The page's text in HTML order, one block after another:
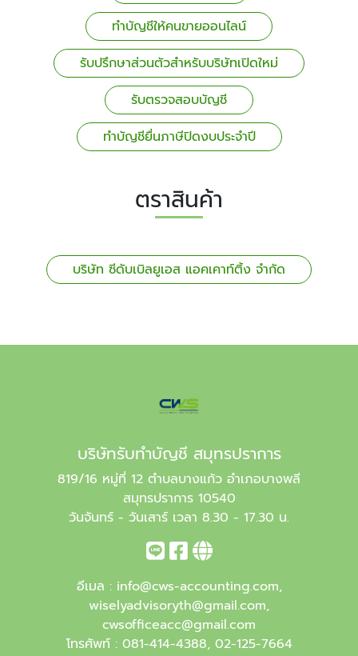
ทำบัญชีให้คนขายออนไลน์
รับปรึกษาส่วนตัวสำหรับบริษัทเปิดใหม่
รับตรวจสอบบัญชี
ทำบัญชียื่นภาษีปิดงบประจำปี
ตราสินค้า
บริษัท ซีดับเบิลยูเอส แอคเคาท์ติ้ง จำกัด
บริษัทรับทำบัญชี สมุทรปราการ
819/16 หมู่ที่ 12 ตำบลบางแก้ว อำเภอบางพลี
สมุทรปราการ 10540
วันจันทร์ - วันเสาร์ เวลา 8.30 - 17.30 น.
อีเมล : info@cws-accounting.com,
wiselyadvisoryth@gmail.com,
cwsofficeacc@gmail.com
โทรศัพท์ : 081-414-4388, 02-125-7664